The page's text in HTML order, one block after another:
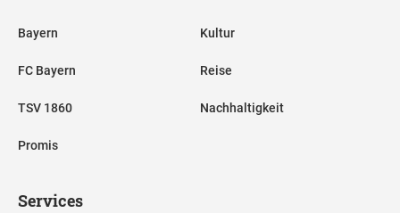
Bayern
FC Bayern
TSV 1860
Promis
Kultur
Reise
Nachhaltigkeit
Services